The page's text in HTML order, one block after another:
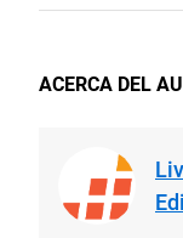
ACERCA DEL